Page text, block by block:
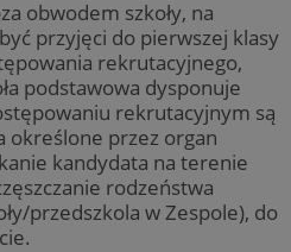
obwodem szkoły, na
przyjęci do pierwszej klasy
rekrutacyjnego,
podstawowa dysponuje
rekrutacyjnym są
określone przez organ
kandydata na terenie
rodzeństwa
przedszkola w Zespole), do